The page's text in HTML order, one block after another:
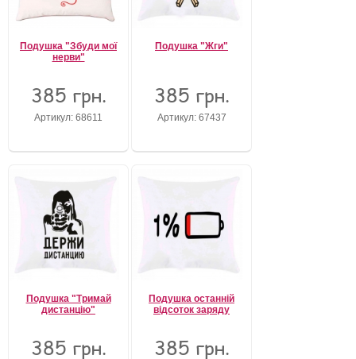
Подушка "Збуди мої
нерви"
385 грн.
Артикул: 68611
Подушка "Жги"
385 грн.
Артикул: 67437
Подушка "Тримай
дистанцію"
385 грн.
Подушка останній
відсоток заряду
385 грн.